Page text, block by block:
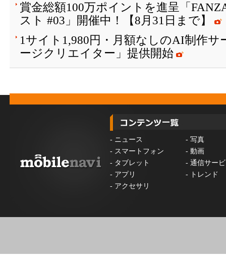
賞金総額100万ポイントを進呈「
スト #03」開催中！【8月31日まで】
1サイト1,980円・月額なしのAI制作
ージクリエイター」提供開始
- ニュース - 写真
- スマートフォン - 動画
- タブレット - 通信サー
- アプリ -
トレンド
- アクセサリ